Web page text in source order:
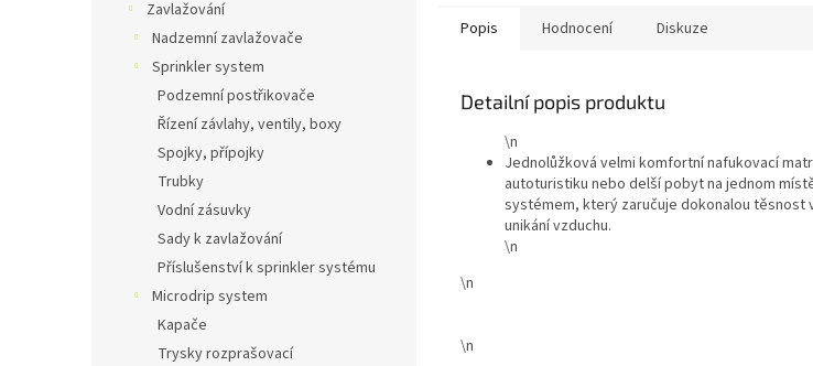
Zavlažování
Nadzemní zavlažovače
Sprinkler system
Podzemní postřikovače
Řízení závlahy, ventily, boxy
Spojky, přípojky
Trubky
Vodní zásuvky
Sady k zavlažování
Příslušenství k sprinkler systému
Microdrip system
Kapače
Trysky rozprašovací
Popis Hodnocení Diskuze
Detailní popis produktu
\n
Jednolůžková velmi komfortní nafukovací
autoturistiku nebo delší pobyt na jednom
systémem, který zaručuje dokonalou těsnost
unikání vzduchu.
\n
\n
\n